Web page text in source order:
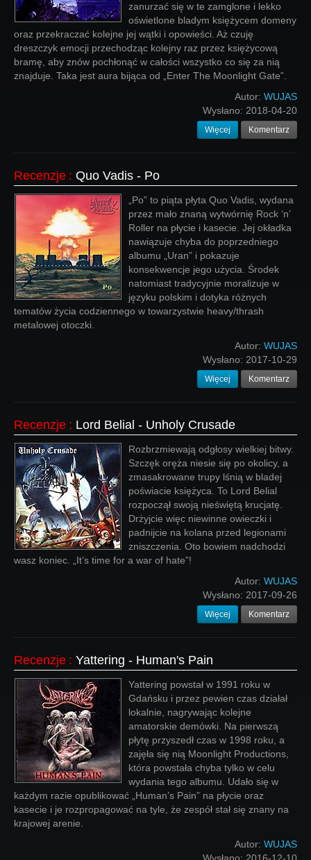
zanurzać się w te zamglone i lekko
oświetlone bladym księżycem domeny
oraz przekraczać kolejne jej wątki i opowieści. Aż czuję
dreszczyk emocji przechodząc kolejny raz przez księżycową
bramę, aby znów pochłonąć w całości wszystko co się za nią
znajduje. Taka jest aura bijąca od „Enter The Moonlight Gate”.
Autor: WUJAS
Wysłano: 2018-04-20
Więcej Komentarz
Recenzje : Quo Vadis - Po
„Po” to piąta płyta Quo Vadis, wydana
przez mało znaną wytwórnię Rock ‘n’
Roller na płycie i kasecie. Jej okładka
nawiązuje chyba do poprzedniego
albumu „Uran” i pokazuje
konsekwencje jego użycia. Środek
natomiast tradycyjnie moralizuje w
języku polskim i dotyka różnych
tematów życia codziennego w towarzystwie heavy/thrash
metalowej otoczki.
Autor: WUJAS
Wysłano: 2017-10-29
Więcej Komentarz
Recenzje : Lord Belial - Unholy Crusade
Rozbrzmiewają odgłosy wielkiej bitwy.
Szczęk oręża niesie się po okolicy, a
zmasakrowane trupy lśnią w bladej
poświacie księżyca. To Lord Belial
rozpoczął swoją nieświętą krucjatę.
Drżyjcie więc niewinne owieczki i
padnijcie na kolana przed legionami
zniszczenia. Oto bowiem nadchodzi
wasz koniec. „It’s time for a war of hate”!
Autor: WUJAS
Wysłano: 2017-09-26
Więcej Komentarz
Recenzje : Yattering - Human's Pain
Yattering powstał w 1991 roku w
Gdańsku i przez pewien czas działał
lokalnie, nagrywając kolejne
amatorskie demówki. Na pierwszą
płytę przyszedł czas w 1998 roku, a
zajęła się nią Moonlight Productions,
która powstała chyba tylko w celu
wydania tego albumu. Udało się w
każdym razie opublikować „Human’s Pain” na płycie oraz
kasecie i je rozpropagować na tyle, że zespół stał się znany na
krajowej arenie.
Autor: WUJAS